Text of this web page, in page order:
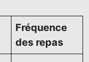
Fréquence
des repas